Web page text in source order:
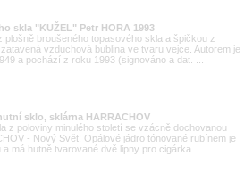
skla "KUŽEL" Petr HORA 1993
plošně broušeného topasového skla a špičkou z
vzduchová bublina ve tvaru vejce. Autorem je
a pochází z roku 1993 (signováno a dat. ...
sklo, sklárna HARRACHOV
z poloviny minulého století se vzácně dochovanou
- Nový Svět! Opálové jádro tónované rubínem je
má hutně tvarované dvě lipny pro cigárka. ...